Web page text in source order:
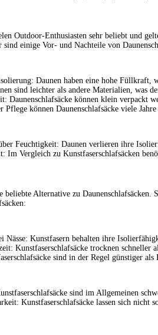
Outdoor-Enthusiasten sehr beliebt und
einige Vor- und Nachteile von
Daunen haben eine hohe Füllkraft,
sind leichter als andere Materialien, was
Daunenschlafsäcke können klein verpackt
können Daunenschlafsäcke viele
Feuchtigkeit: Daunen verlieren ihre
Im Vergleich zu Kunstfaserschlafsäcken
beliebte Alternative zu
Nässe: Kunstfasern behalten ihre
Kunstfaserschlafsäcke trocknen schneller
sind in der Regel günstiger als
sind im Allgemeinen
Kunstfaserschlafsäcke lassen sich nicht